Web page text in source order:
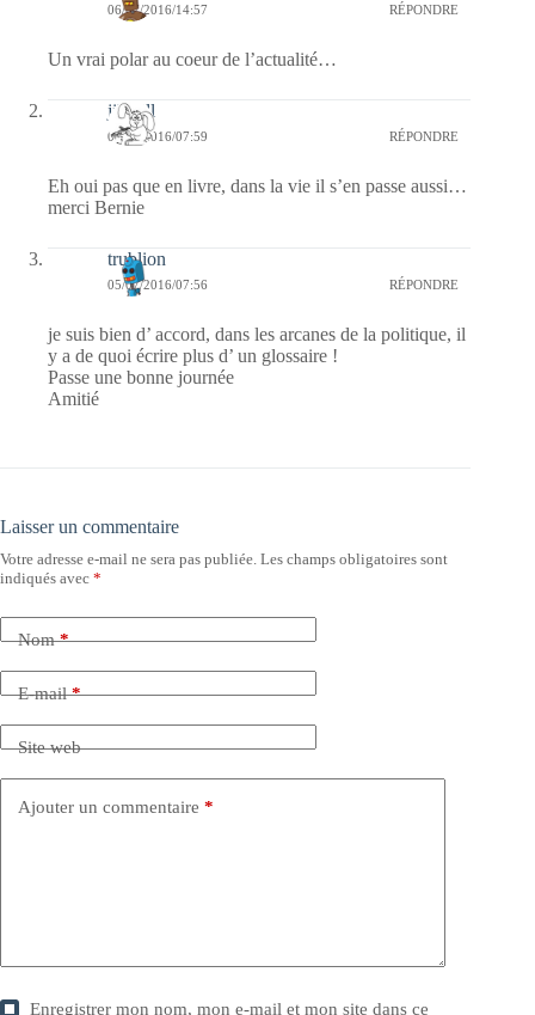
06/07/2016/14:57 RÉPONDRE
Un vrai polar au coeur de l’actualité…
jill bill
05/07/2016/07:59 RÉPONDRE
Eh oui pas que en livre, dans la vie il s’en passe aussi…
merci Bernie
trublion
05/07/2016/07:56 RÉPONDRE
je suis bien d’ accord, dans les arcanes de la politique, il
y a de quoi écrire plus d’ un glossaire !
Passe une bonne journée
Amitié
Laisser un commentaire
Votre adresse e-mail ne sera pas publiée. Les champs obligatoires sont
indiqués avec *
Nom*
E-mail*
Site web
Ajouter un commentaire *
Enregistrer mon nom, mon e-mail et mon site dans ce